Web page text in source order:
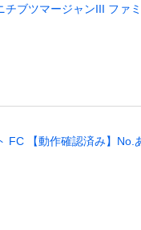
ブツマージャンIII ファ
FC 【動作確認済み】No.